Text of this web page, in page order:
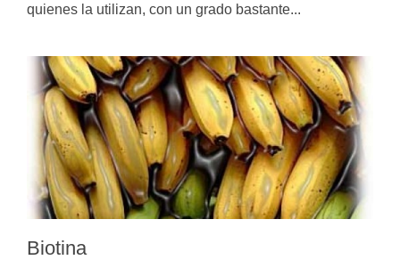
quienes la utilizan, con un grado bastante...
Biotina